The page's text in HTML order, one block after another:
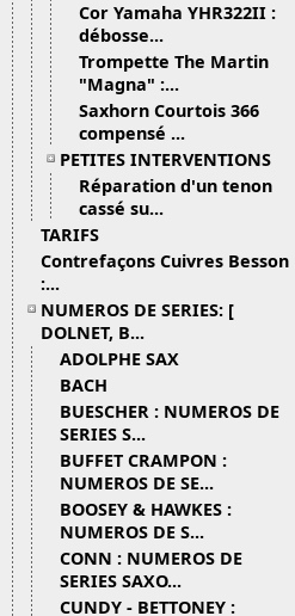
Cor Yamaha YHR322II :
débosse...
Trompette The Martin
"Magna" :...
Saxhorn Courtois 366
compensé ...
PETITES INTERVENTIONS
Réparation d'un tenon
cassé su...
TARIFS
Contrefaçons Cuivres Besson
:...
NUMEROS DE SERIES: [
DOLNET, B...
ADOLPHE SAX
BACH
BUESCHER : NUMEROS DE
SERIES S...
BUFFET CRAMPON :
NUMEROS DE SE...
BOOSEY & HAWKES :
NUMEROS DE S...
CONN : NUMEROS DE
SERIES SAXO...
CUNDY - BETTONEY :